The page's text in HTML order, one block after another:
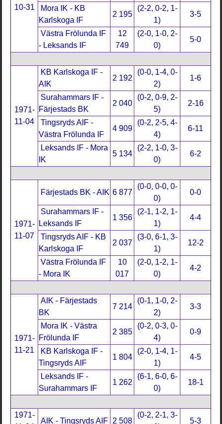
10-31
Mora IK - KB
Karlskoga IF
2 195
(2-2, 0-2, 1-
1)
3-5
Västra Frölunda IF
- Leksands IF
12
749
(2-0, 1-0, 2-
0)
5-0
1971-
11-04
KB Karlskoga IF -
AIK
2 192
(0-0, 1-4, 0-
2)
1-6
Surahammars IF -
Färjestads BK
2 040
(0-2, 0-9, 2-
5)
2-16
Tingsryds AIF -
Västra Frölunda IF
4 909
(0-2, 2-5, 4-
4)
6-11
Leksands IF - Mora
IK
5 134
(2-2, 1-0, 3-
0)
6-2
1971-
11-07
Färjestads BK - AIK 6 877
(0-0, 0-0, 0-
0)
0-0
Surahammars IF -
Leksands IF
1 356
(2-1, 1-2, 1-
1)
4-4
Tingsryds AIF - KB
Karlskoga IF
2 037
(3-0, 6-1, 3-
1)
12-2
Västra Frölunda IF
- Mora IK
10
017
(2-0, 1-2, 1-
0)
4-2
1971-
11-21
AIK - Färjestads
BK
7 214
(0-1, 1-0, 2-
2)
3-3
Mora IK - Västra
Frölunda IF
2 385
(0-2, 0-3, 0-
4)
0-9
KB Karlskoga IF -
Tingsryds AIF
1 804
(2-0, 1-4, 1-
1)
4-5
Leksands IF -
Surahammars IF
1 262
(6-1, 6-0, 6-
0)
18-1
1971-
AIK - Tingsryds AIF 2 508
(0-2, 2-1, 3-
5-3